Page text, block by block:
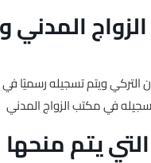
التركي ويتم تسجيله رسميًا في
يتم منحها